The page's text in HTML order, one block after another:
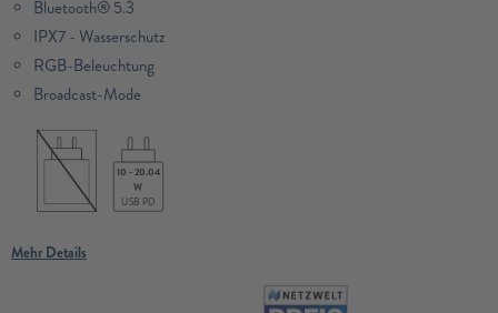
Bluetooth® 5.3
IPX7 - Wasserschutz
RGB-Beleuchtung
Broadcast-Mode
10 - 20.04
W
USB PD
Mehr Details